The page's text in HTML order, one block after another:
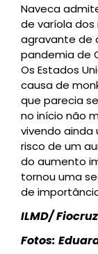
Naveca
de varíola
agravante de
pandemia de
Os Estados
causa de
que parecia
no início não
vivendo ainda
risco de um
do aumento
tornou uma
de
ILMD/
Fotos: